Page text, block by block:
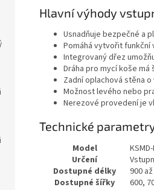
Hlavní výhody
Usnadňuje bezpečné a
Pomáhá vytvořit
Integrovaný dřez
Dráha pro mycí koše má
Zadní oplachová stěna
Možnost levého nebo
Nerezové provedení je
Technické
Model
Určení
Dostupné délky
900
Dostupné šířky
600,